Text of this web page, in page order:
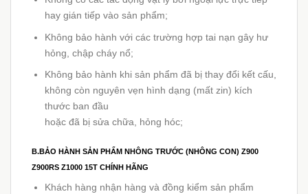
hay gián tiếp vào sản phẩm;
Không bảo hành với các trường hợp tai nạn gây hư
hỏng, chập cháy nổ;
Không bảo hành khi sản phẩm đã bị thay đổi kết cấu,
không còn nguyên vẹn hình dạng (mất zin) kích
thước ban đầu
hoặc đã bị sửa chữa, hỏng hóc;
B.BẢO HÀNH SẢN PHẨM NHÔNG TRƯỚC (NHÔNG CON) Z900
Z900RS Z1000 15T CHÍNH HÃNG
Khách hàng nhận hàng và đồng kiểm sản phẩm